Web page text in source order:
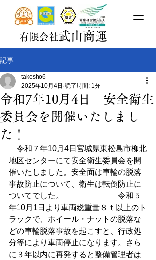
有限会社武山商運
記事
令和7年10月4日 安全衛生
委員会を開催いたしまし
た！
takesho6
2025年10月4日 読了時間: 1分
令和７年10月4日宮城県東松島市柳北
地区センターにて安全衛生委員会を開
催いたしました。安全面は車輪の脱落
事故防止について、衛生は転倒防止に
ついてでした。　　　　　　　令和５
年10月1日より車両総重量８ｔ以上のト
ラックで、ホイール・ナットの脱落な
どの車輪脱落事故を起こすと、行政処
分等により車両停止になります。さら
に３年以内に再発すると整備管理者は